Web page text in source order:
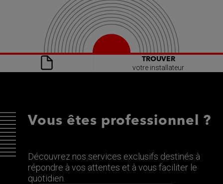
TROUVER
votre installateur
Vous êtes professionnel ?
Découvrez nos services exclusifs destinés à
répondre à vos attentes et à vous faciliter le
quotidien.